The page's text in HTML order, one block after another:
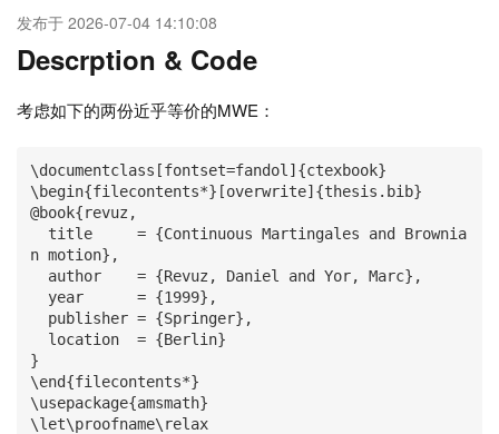
发布于 2026-07-04 14:10:08
Descrption & Code
考虑如下的两份近乎等价的MWE：
\documentclass[fontset=fandol]{ctexbook}
\begin{filecontents*}[overwrite]{thesis.bib}
@book{revuz,
n motion},
}
\end{filecontents*}
\usepackage{amsmath}
\let\proofname\relax